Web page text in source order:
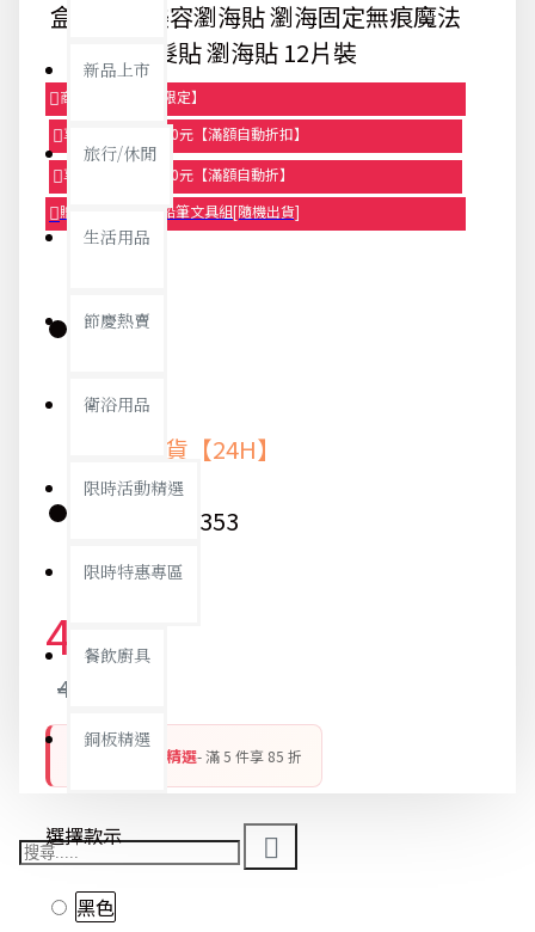
新品上市
旅行/休閒
生活用品
節慶熱賣
衛浴用品
限時活動精選
限時特惠專區
餐飲廚具
銅板精選
盒裝時尚美容瀏海貼 瀏海固定無痕魔法
髮貼 瀏海貼 12片裝
商品95折【今日限定】
享滿1000元折100元【滿額自動折扣】
享滿2000元折250元【滿額自動折】
贈品-滿899送色鉛筆文具組[隨機出貨]
快速出貨【24H】
9353
46元
48元
銅板好物 平價精選- 滿 5 件享 85 折
選擇款示
黑色